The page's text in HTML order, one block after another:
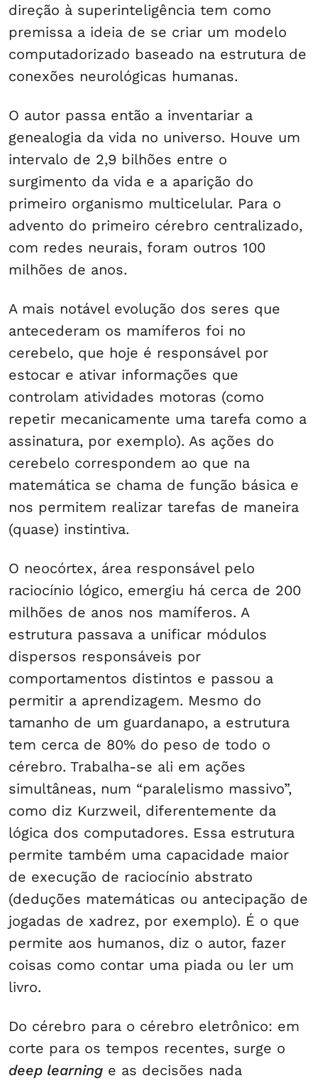
direção à superinteligência tem como
premissa a ideia de se criar um modelo
computadorizado baseado na estrutura de
conexões neurológicas humanas.
O autor passa então a inventariar a
genealogia da vida no universo. Houve um
intervalo de 2,9 bilhões entre o
surgimento da vida e a aparição do
primeiro organismo multicelular. Para o
advento do primeiro cérebro centralizado,
com redes neurais, foram outros 100
milhões de anos.
A mais notável evolução dos seres que
antecederam os mamíferos foi no
cerebelo, que hoje é responsável por
estocar e ativar informações que
controlam atividades motoras (como
repetir mecanicamente uma tarefa como a
assinatura, por exemplo). As ações do
cerebelo correspondem ao que na
matemática se chama de função básica e
nos permitem realizar tarefas de maneira
(quase) instintiva.
O neocórtex, área responsável pelo
raciocínio lógico, emergiu há cerca de 200
milhões de anos nos mamíferos. A
estrutura passava a unificar módulos
dispersos responsáveis por
comportamentos distintos e passou a
permitir a aprendizagem. Mesmo do
tamanho de um guardanapo, a estrutura
tem cerca de 80% do peso de todo o
cérebro. Trabalha-se ali em ações
simultâneas, num “paralelismo massivo”,
como diz Kurzweil, diferentemente da
lógica dos computadores. Essa estrutura
permite também uma capacidade maior
de execução de raciocínio abstrato
(deduções matemáticas ou antecipação de
jogadas de xadrez, por exemplo). É o que
permite aos humanos, diz o autor, fazer
coisas como contar uma piada ou ler um
livro.
Do cérebro para o cérebro eletrônico: em
corte para os tempos recentes, surge o
deep learning e as decisões nada